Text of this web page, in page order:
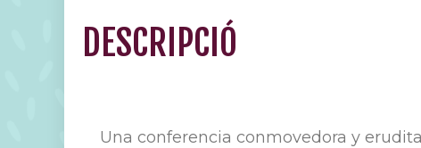
DESCRIPCIÓ
Una conferencia conmovedora y